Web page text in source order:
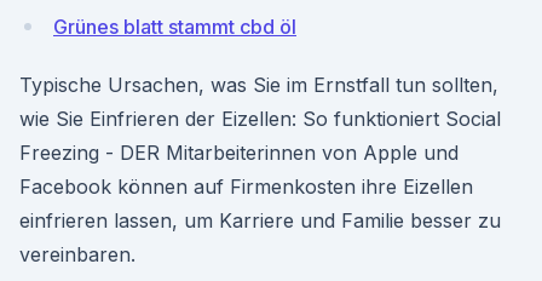
Grünes blatt stammt cbd öl
Typische Ursachen, was Sie im Ernstfall tun sollten,
wie Sie Einfrieren der Eizellen: So funktioniert Social
Freezing - DER Mitarbeiterinnen von Apple und
Facebook können auf Firmenkosten ihre Eizellen
einfrieren lassen, um Karriere und Familie besser zu
vereinbaren.